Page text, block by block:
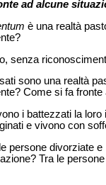
ad alcune
è una realtà
senza
sono una realtà
Come si fa
i battezzati la
e vivono con
persone divorziate
Tra le